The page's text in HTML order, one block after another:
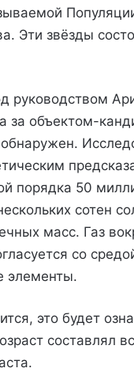
Эти звёзды
руководством
за объектом-
порядка 50
сотен
масс. Газ
со
элементы.
это будет
составлял